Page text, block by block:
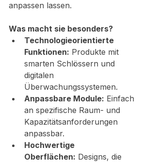
anpassen lassen.
Was macht sie besonders?
Technologieorientierte
Funktionen: Produkte mit
smarten Schlössern und
digitalen
Überwachungssystemen.
Anpassbare Module: Einfach
an spezifische Raum- und
Kapazitätsanforderungen
anpassbar.
Hochwertige
Oberflächen: Designs, die